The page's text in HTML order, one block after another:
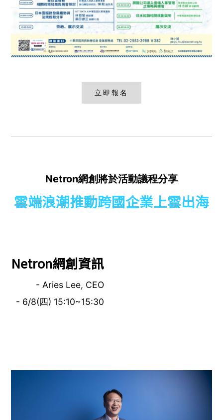
立即報名
Netron網創將於活動議程分享
雲端浪潮推動跨國企業上雲出海
Netron網創資訊
- Aries Lee, CEO
- 6/8(四) 15:10~15:30